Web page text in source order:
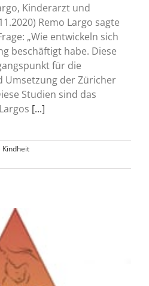
Kinderarzt und
Remo Largo sagte
„Wie entwickeln sich
beschäftigt habe. Diese
für die
Umsetzung der Züricher
Studien sind das
[...]
Kindheit